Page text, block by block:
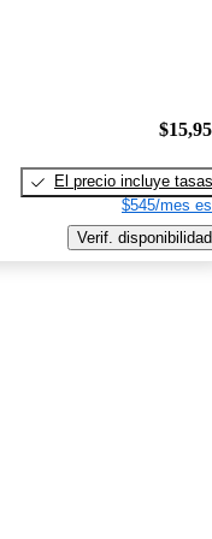
El precio incluye tasas
$545/mes
Verif. disponibilidad